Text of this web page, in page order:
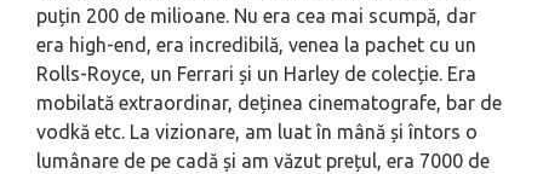
puțin 200 de milioane. Nu era cea mai scumpă, dar
era high-end, era incredibilă, venea la pachet cu un
Rolls-Royce, un Ferrari și un Harley de colecție. Era
mobilată extraordinar, deținea cinematografe, bar de
vodkă etc. La vizionare, am luat în mână și întors o
lumânare de pe cadă și am văzut prețul, era 7000 de